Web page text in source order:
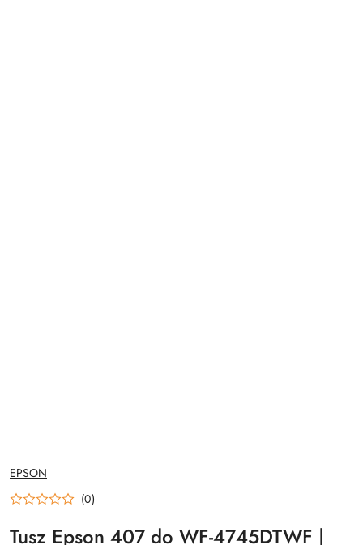
NAZWA
PRODUCENTA:
EPSON
(0)
Tusz Epson 407 do WF-4745DTWF |